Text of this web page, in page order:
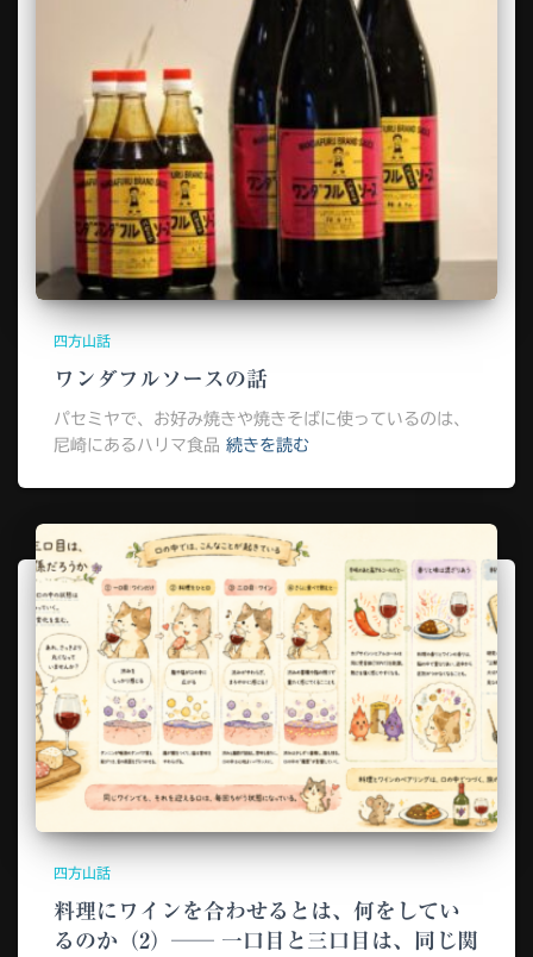
四方山話
ワンダフルソースの話
パセミヤで、お好み焼きや焼きそばに使っているのは、
尼崎にあるハリマ食品 続きを読む
四方山話
料理にワインを合わせるとは、何をしてい
るのか（2）── 一口目と三口目は、同じ関